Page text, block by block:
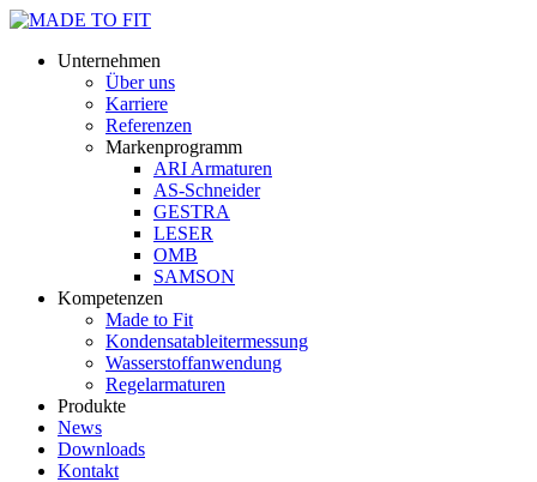
Unternehmen
Über uns
Karriere
Referenzen
Markenprogramm
ARI Armaturen
AS-Schneider
GESTRA
LESER
OMB
SAMSON
Kompetenzen
Made to Fit
Kondensat­ableiter­messung
Wasserstoff­anwendung
Regel­arma­turen
Produkte
News
Downloads
Kontakt